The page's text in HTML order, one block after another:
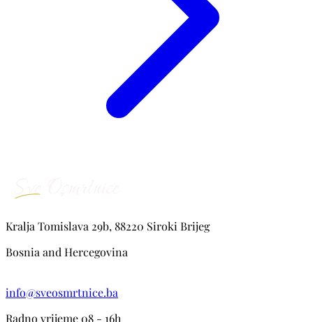
Kralja Tomislava 29b, 88220 Siroki Brijeg
Bosnia and Hercegovina
info@sveosmrtnice.ba
Radno vrijeme 08 - 16h